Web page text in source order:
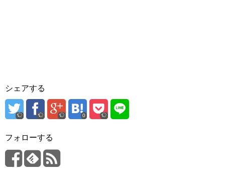
シェアする
0
フォローする